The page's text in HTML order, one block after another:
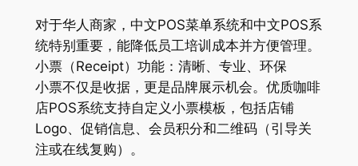
对于华人商家，中文POS菜单系统和中文POS系
统特别重要，能降低员工培训成本并方便管理。
小票（Receipt）功能：清晰、专业、环保
小票不仅是收据，更是品牌展示机会。优质咖啡
店POS系统支持自定义小票模板，包括店铺
Logo、促销信息、会员积分和二维码（引导关
注或在线复购）。